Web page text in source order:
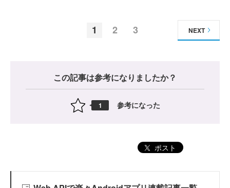
1 2 3 NEXT
この記事は参考になりましたか？
1 参考になった
ポスト